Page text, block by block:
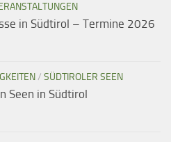
in Südtirol – Termine 2026
/ SÜDTIROLER SEEN
Seen in Südtirol